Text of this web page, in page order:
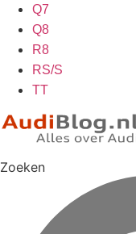
Q7
Q8
R8
RS/S
TT
Zoeken